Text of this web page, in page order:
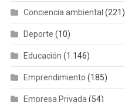
Conciencia ambiental (221)
Deporte (10)
Educación (1.146)
Emprendimiento (185)
Empresa Privada (54)